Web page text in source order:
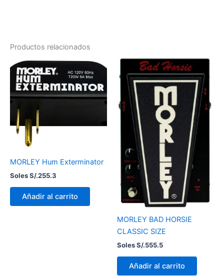
Productos relacionados
MORLEY Hum Exterminator
Soles S/.255.3
Añadir al carrito
MORLEY BAD HORSIE
CLASSIC SIZE
Soles S/.555.5
Añadir al carrito